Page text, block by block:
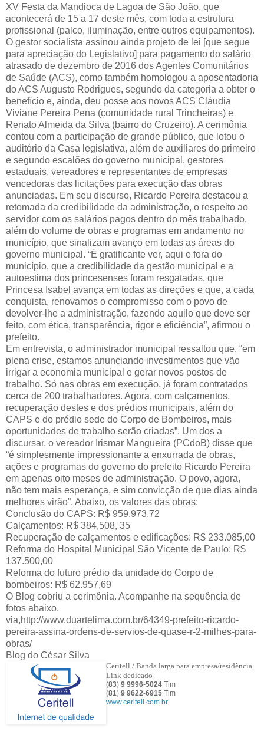
XV Festa da Mandioca de Lagoa de São João, que
acontecerá de 15 a 17 deste mês, com toda a estrutura
profissional (palco, iluminação, entre outros equipamentos).
O gestor socialista assinou ainda projeto de lei [que segue
para apreciação do Legislativo] para pagamento do salário
atrasado de dezembro de 2016 dos Agentes Comunitários
de Saúde (ACS), como também homologou a aposentadoria
do ACS Augusto Rodrigues, segundo da categoria a obter o
benefício e, ainda, deu posse aos novos ACS Cláudia
Viviane Pereira Pena (comunidade rural Trincheiras) e
Renato Almeida da Silva (bairro do Cruzeiro). A cerimônia
contou com a participação de grande público, que lotou o
auditório da Casa legislativa, além de auxiliares do primeiro
e segundo escalões do governo municipal, gestores
estaduais, vereadores e representantes de empresas
vencedoras das licitações para execução das obras
anunciadas. Em seu discurso, Ricardo Pereira destacou a
retomada da credibilidade da administração, o respeito ao
servidor com os salários pagos dentro do mês trabalhado,
além do volume de obras e programas em andamento no
município, que sinalizam avanço em todas as áreas do
governo municipal. “É gratificante ver, aqui e fora do
município, que a credibilidade da gestão municipal e a
autoestima dos princesenses foram resgatadas, que
Princesa Isabel avança em todas as direções e que, a cada
conquista, renovamos o compromisso com o povo de
devolver-lhe a administração, fazendo aquilo que deve ser
feito, com ética, transparência, rigor e eficiência”, afirmou o
prefeito.
Em entrevista, o administrador municipal ressaltou que, “em
plena crise, estamos anunciando investimentos que vão
irrigar a economia municipal e gerar novos postos de
trabalho. Só nas obras em execução, já foram contratados
cerca de 200 trabalhadores. Agora, com calçamentos,
recuperação destes e dos prédios municipais, além do
CAPS e do prédio sede do Corpo de Bombeiros, mais
oportunidades de trabalho serão criadas”. Um dos a
discursar, o vereador Irismar Mangueira (PCdoB) disse que
“é simplesmente impressionante a enxurrada de obras,
ações e programas do governo do prefeito Ricardo Pereira
em apenas oito meses de administração. O povo, agora,
não tem mais esperança, e sim convicção de que dias ainda
melhores virão”. Abaixo, os valores das obras:
Conclusão do CAPS: R$ 959.973,72
Calçamentos: R$ 384,508, 35
Recuperação de calçamentos e edificações: R$ 233.085,00
Reforma do Hospital Municipal São Vicente de Paulo: R$
137.500,00
Reforma do futuro prédio da unidade do Corpo de
bombeiros: R$ 62.957,69
O Blog cobriu a cerimônia. Acompanhe na sequência de
fotos abaixo.
via,http://www.duartelima.com.br/64349-prefeito-ricardo-
pereira-assina-ordens-de-servios-de-quase-r-2-milhes-para-
obras/
Blog do César Silva
Ceritell / Banda larga para empresa/residência
Link dedicado
(83) 9 9996-5024 Tim
(81) 9 9622-6915 Tim
www.ceritell.com.br